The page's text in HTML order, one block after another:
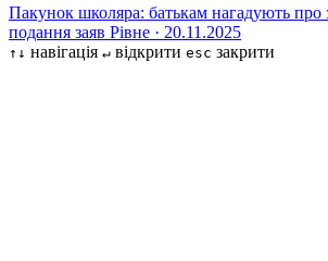
Пакунок школяра: батькам нагадують про
подання заяв Рівне · 20.11.2025
↑↓ навігація ↵ відкрити esc закрити